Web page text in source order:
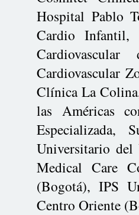
Hospital Pablo
Cardio Infantil,
Cardiovascular
Clínica La
las Américas
Especializada,
Universitario del
Medical Care
(Bogotá), IPS
Centro Oriente